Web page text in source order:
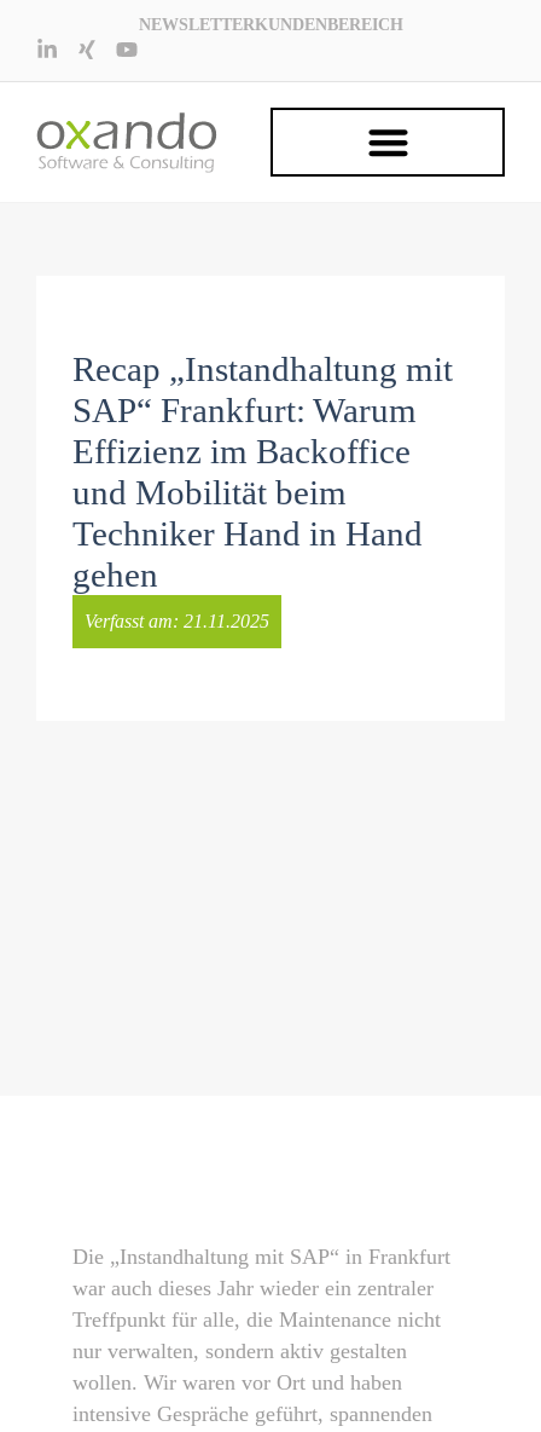
NEWSLETTERKUNDENBEREICH
Recap „Instandhaltung mit
SAP“ Frankfurt: Warum
Effizienz im Backoffice
und Mobilität beim
Techniker Hand in Hand
gehen
Verfasst am: 21.11.2025
Die „Instandhaltung mit SAP“ in Frankfurt
war auch dieses Jahr wieder ein zentraler
Treffpunkt für alle, die Maintenance nicht
nur verwalten, sondern aktiv gestalten
wollen. Wir waren vor Ort und haben
intensive Gespräche geführt, spannenden